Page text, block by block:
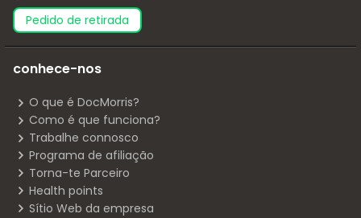
pedido de retirada
conhece-nos
O que é DocMorris?
Como é que funciona?
Trabalhe connosco
Programa de afiliação
Torna-te Parceiro
Health points
Sítio Web da empresa